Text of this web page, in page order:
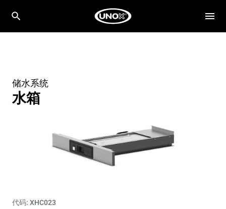
储水系统
水箱
代码: XHC023